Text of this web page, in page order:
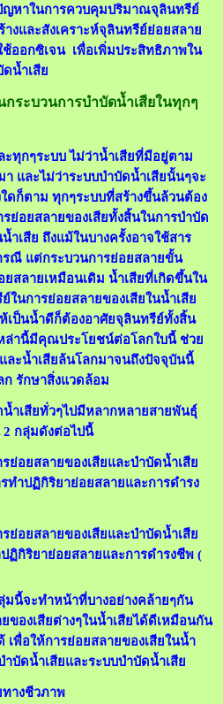
หาในการควบคุมปริมาณจุลินทรีย์
างและสังเคราะห์จุลินทรีย์ย่อยสลาย
อกซิเจน เพื่อเพิ่มประสิทธิภาพใน
น้ำเสีย
ระบวนการบำบัดน้ำเสียในทุกๆ
ทุกๆระบบ ไม่ว่าน้ำเสียที่มีอยู่ตาม
และไม่ว่าระบบบำบัดน้ำเสียนั้นๆจะ
ดก็ตาม ทุกๆระบบที่สร้างขึ้นล้วนต้อง
ย่อยสลายของเสียทั้งสิ้นในการบำบัด
ำเสีย ถึงแม้ในบางครั้งอาจใช้สาร
รณี แต่กระบวนการย่อยสลายขั้น
สลายเหมือนเดิม น้ำเสียที่เกิดขึ้นใน
นการย่อยสลายของเสียในน้ำเสีย
เป็นน้ำดีก็ต้องอาศัยจุลินทรีย์ทั้งสิ้น
ล่านี้มีคุณประโยชน์ต่อโลกใบนี้ ช่วย
ละน้ำเสียล้นโลกมาจนถึงปัจจุบันนี้
รักษาสิ่งแวดล้อม
ำเสียทั่วๆไปมีหลากหลายสายพันธุ์
กลุ่มดังต่อไปนี้
ย่อยสลายของเสียและบำบัดน้ำเสีย
ทำปฏิกิริยาย่อยสลายและการดำรง
ย่อยสลายของเสียและบำบัดน้ำเสีย
ฏิกิริยาย่อยสลายและการดำรงชีพ (
มนี้จะทำหน้าที่บางอย่างคล้ายๆกัน
องเสียต่างๆในน้ำเสียได้ดีเหมือนกัน
พื่อให้การย่อยสลายของเสียในน้ำ
ำบัดน้ำเสียและระบบบำบัดน้ำเสีย
ทางชีวภาพ